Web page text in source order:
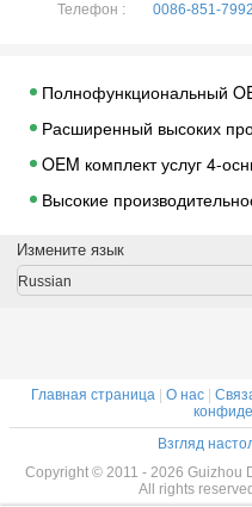
Телефон : 0086-851-
Полнофункциональный
Расширенный высоких
OEM комплект услуг 4-
Высокие
ODM OEM
Hign Precision ЧПУ часть
ЧПУ Turnning частей
Часть ЧПУ Намыльте
Измените язык
Russian
Главная страница О нас
Взгляд
Copyright © 2011 - 2026 Guizhou
All rights